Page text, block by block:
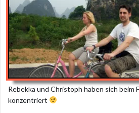
Rebekka und Christoph haben sich beim
konzentriert